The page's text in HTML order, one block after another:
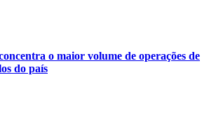
o maior volume de operações de
do país